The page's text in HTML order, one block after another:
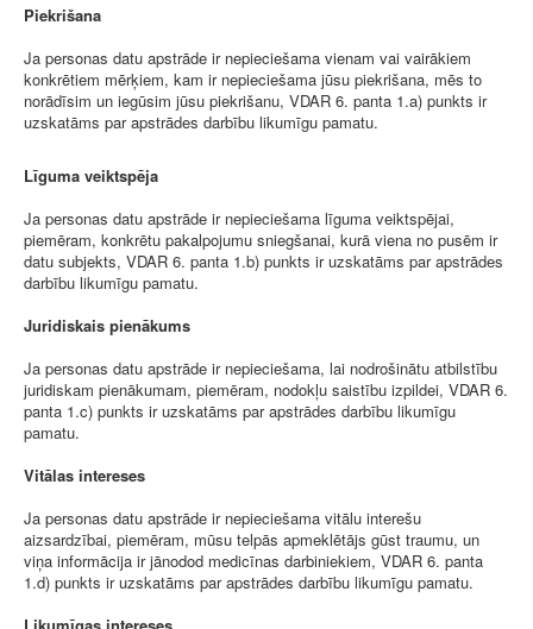
Piekrišana
Ja personas datu apstrāde ir nepieciešama vienam vai vairākiem
konkrētiem mērķiem, kam ir nepieciešama jūsu piekrišana, mēs to
norādīsim un iegūsim jūsu piekrišanu, VDAR 6. panta 1.a) punkts ir
uzskatāms par apstrādes darbību likumīgu pamatu.
Līguma veiktspēja
Ja personas datu apstrāde ir nepieciešama līguma veiktspējai,
piemēram, konkrētu pakalpojumu sniegšanai, kurā viena no pusēm ir
datu subjekts, VDAR 6. panta 1.b) punkts ir uzskatāms par apstrādes
darbību likumīgu pamatu.
Juridiskais pienākums
Ja personas datu apstrāde ir nepieciešama, lai nodrošinātu atbilstību
juridiskam pienākumam, piemēram, nodokļu saistību izpildei, VDAR 6.
panta 1.c) punkts ir uzskatāms par apstrādes darbību likumīgu
pamatu.
Vitālas intereses
Ja personas datu apstrāde ir nepieciešama vitālu interešu
aizsardzībai, piemēram, mūsu telpās apmeklētājs gūst traumu, un
viņa informācija ir jānodod medicīnas darbiniekiem, VDAR 6. panta
1.d) punkts ir uzskatāms par apstrādes darbību likumīgu pamatu.
Likumīgas intereses